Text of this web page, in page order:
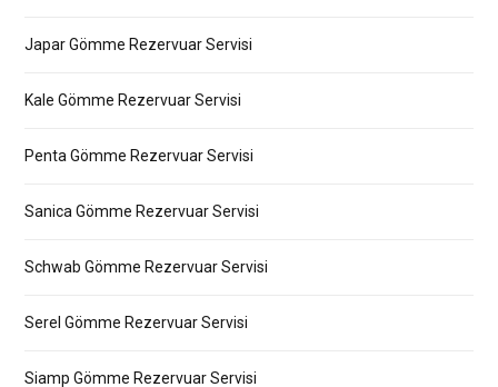
Japar Gömme Rezervuar Servisi
Kale Gömme Rezervuar Servisi
Penta Gömme Rezervuar Servisi
Sanica Gömme Rezervuar Servisi
Schwab Gömme Rezervuar Servisi
Serel Gömme Rezervuar Servisi
Siamp Gömme Rezervuar Servisi